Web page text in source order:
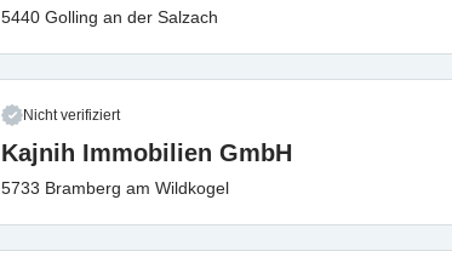
5440 Golling an der Salzach
Nicht verifiziert
Kajnih Immobilien GmbH
5733 Bramberg am Wildkogel